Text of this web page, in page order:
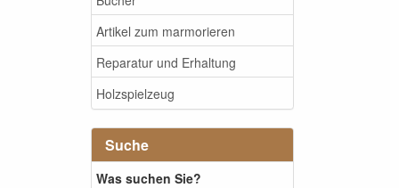
Artikel zum marmorieren
Reparatur und Erhaltung
Holzspielzeug
Suche
Was suchen Sie?